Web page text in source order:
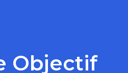
Objectif